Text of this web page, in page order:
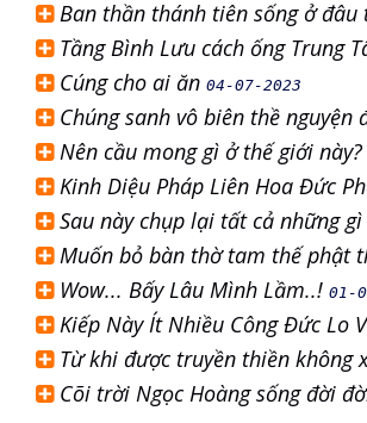
Ban thần thánh tiên sống ở
Tầng Bình Lưu cách ống Trung
Cúng cho ai ăn 04-07-2023
Chúng sanh vô biên thề
Nên cầu mong gì ở thế giới này?
Kinh Diệu Pháp Liên Hoa Đức
Sau này chụp lại tất cả những
Muốn bỏ bàn thờ tam thế phật
Wow... Bấy Lâu Mình Lầm..! 01-
Kiếp Này Ít Nhiều Công Đức Lo
Từ khi được truyền thiền không
Cõi trời Ngọc Hoàng sống đời